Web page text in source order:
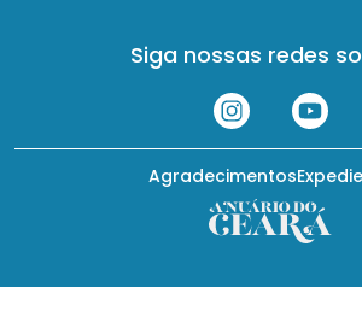
Siga nossas redes
Agradecimentos